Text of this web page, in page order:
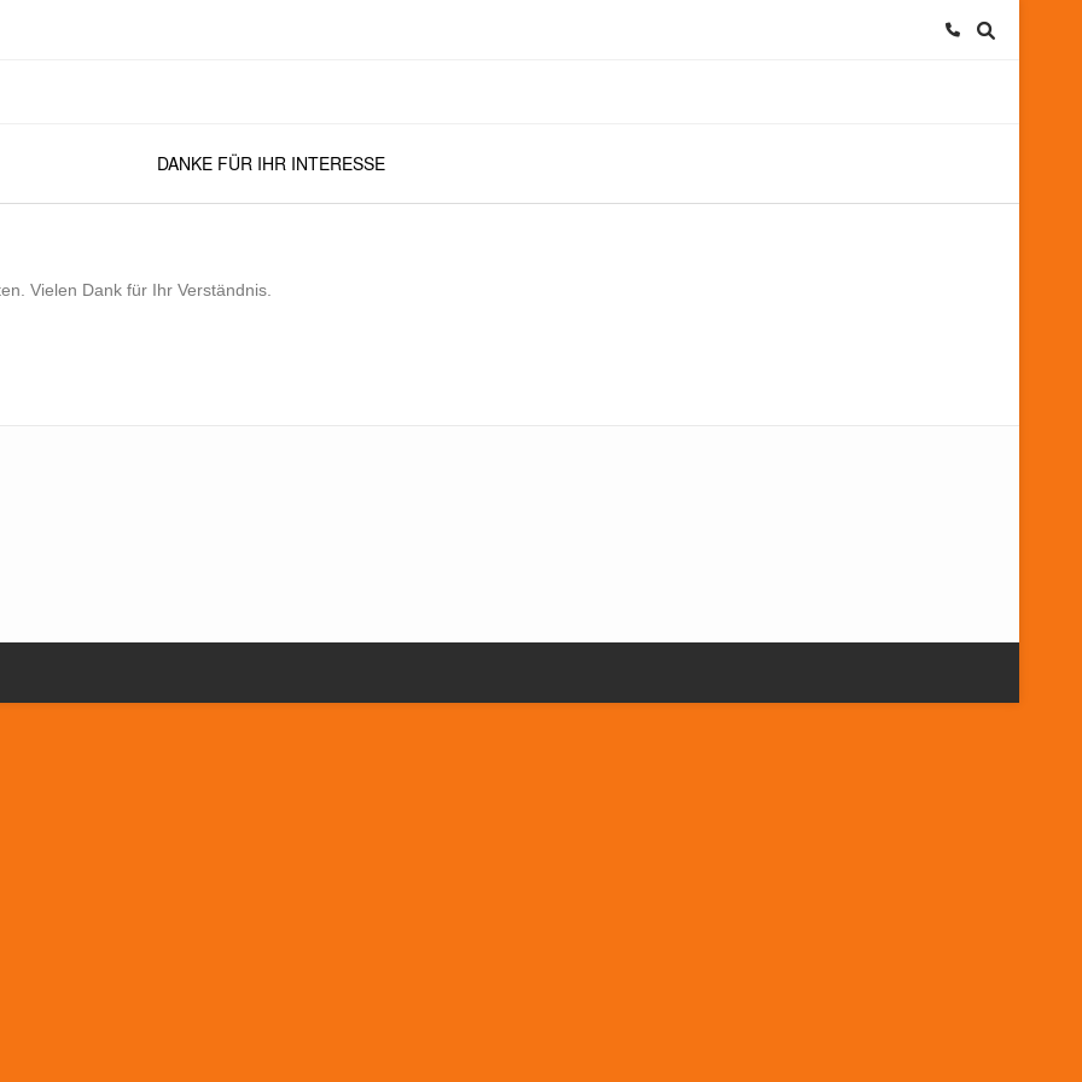
DANKE FÜR IHR INTERESSE
Vielen Dank für Ihr Verständnis.